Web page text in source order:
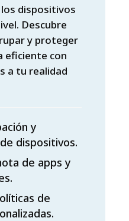
dispositivos
Descubre
y proteger
eficiente con
a tu realidad
y
dispositivos.
de apps y
de